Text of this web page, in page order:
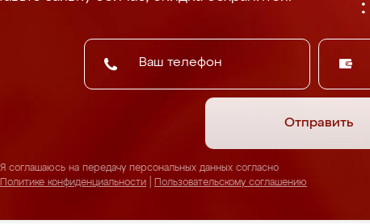
Отправить
Я соглашаюсь на передачу персональных данных согласно
Политике конфиденциальности
Пользовательскому соглашению